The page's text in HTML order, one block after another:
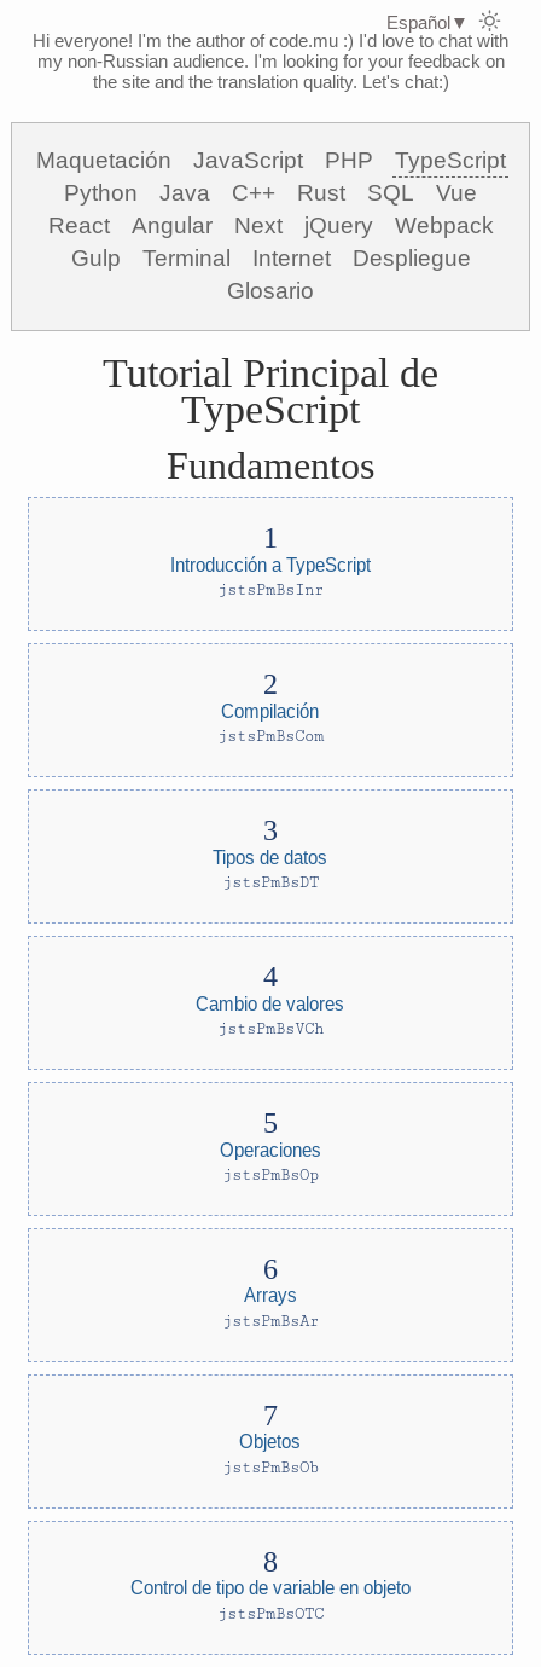
Hi everyone! I'm the author of code.mu :) I'd love to chat with
my non-Russian audience. I'm looking for your feedback on
the site and the translation quality. Let's chat:)
Maquetación JavaScript PHP
TypeScript
Python
Java C++ Rust SQL
Vue
React
Angular Next jQuery
Webpack
Gulp
Terminal Internet
Despliegue
Glosario
Tutorial Principal de
TypeScript
Fundamentos
Introducción a TypeScript
jstsPmBsInr
Compilación
jstsPmBsCom
Tipos de datos
jstsPmBsDT
Cambio de valores
jstsPmBsVCh
Operaciones
jstsPmBsOp
Arrays
jstsPmBsAr
Objetos
jstsPmBsOb
Control de tipo de variable en objeto
jstsPmBsOTC
Español▼